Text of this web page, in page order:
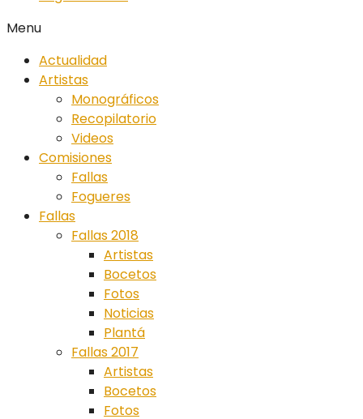
Menu
Actualidad
Artistas
Monográficos
Recopilatorio
Videos
Comisiones
Fallas
Fogueres
Fallas
Fallas 2018
Artistas
Bocetos
Fotos
Noticias
Plantá
Fallas 2017
Artistas
Bocetos
Fotos